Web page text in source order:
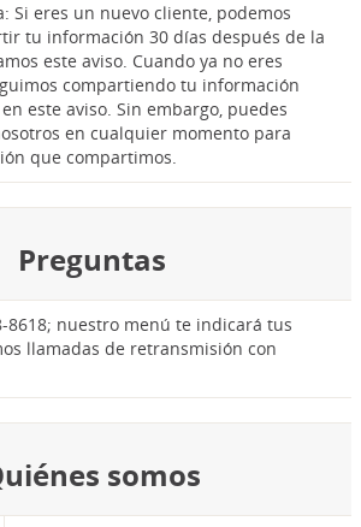
Si eres un nuevo cliente, podemos
tu información 30 días después de la
este aviso. Cuando ya no eres
compartiendo tu información
este aviso. Sin embargo, puedes
en cualquier momento para
que compartimos.
Preguntas
8618; nuestro menú te indicará tus
llamadas de retransmisión con
somos